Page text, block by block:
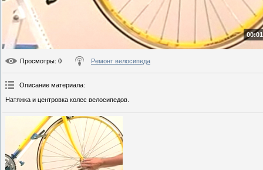
Просмотры: 0 Ремонт велосипеда
Описание материала:
Натяжка и центровка колес велосипедов.